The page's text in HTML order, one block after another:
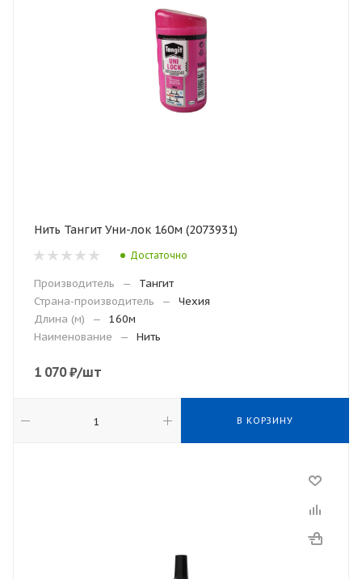
Нить Тангит Уни-лок 160м (2073931)
Достаточно
Производитель —
Тангит
Страна-производитель
—
Чехия
Длина (м)
—
160м
Наименование
— Нить
1 070₽/шт
В КОРЗИНУ